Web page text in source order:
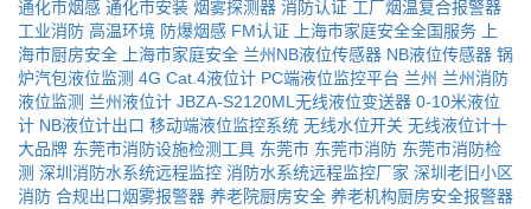
通化市烟感 通化市安装 烟雾探测器 消防认证 工厂烟温复合报警器
工业消防 高温环境 防爆烟感 FM认证 上海市家庭安全全国服务
上
海市厨房安全
上海市家庭安全 兰州NB液位传感器 NB液位传感器 锅
炉汽包液位监测 4G Cat.4液位计 PC端液位监控平台 兰州 兰州消防
液位监测 兰州液位计 JBZA-S2120ML无线液位变送器 0-10米液位
计 NB液位计出口 移动端液位监控系统 无线水位开关 无线液位计十
大品牌 东莞市消防设施检测工具 东莞市 东莞市消防 东莞市消防检
测 深圳消防水系统远程监控 消防水系统远程监控厂家 深圳老旧小区
消防 合规出口烟雾报警器 养老院厨房安全 养老机构厨房安全报警器